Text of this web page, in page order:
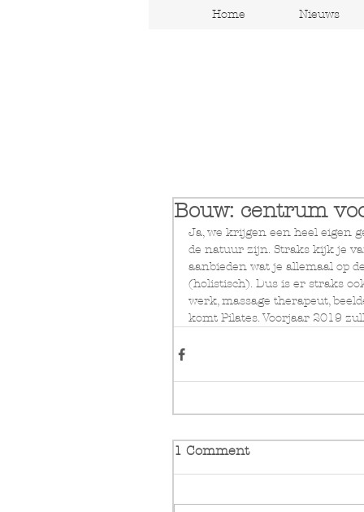
Home Nieuws
Bouw: centrum
Ja, we krijgen een heel eigen
de natuur zijn. Straks kijk je
aanbieden wat je allemaal op
(holistisch). Dus is er straks
werk, massage therapeut,
komt Pilates. Voorjaar 2019
1 Comment